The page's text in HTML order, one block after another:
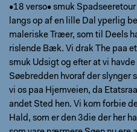
•18 verso• smuk
langs op af en lille Dal yperlig
maleriske Træer, som til Deels
rislende Bæk. Vi drak The paa
smuk Udsigt og efter at vi
Søebredden hvoraf der slynger
vi os paa Hjemveien, da
andet Sted hen. Vi kom forbie
Hald, som er den 3die der her